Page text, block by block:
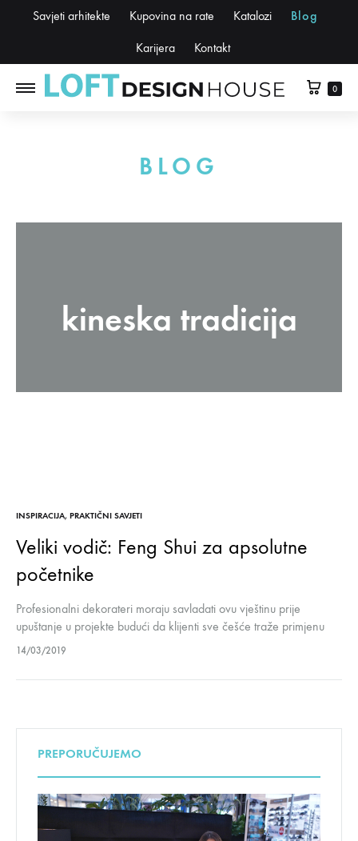
Savjeti arhitekte Kupovina na rate Katalozi Blog
Karijera Kontakt
0
BLOG
kineska tradicija
INSPIRACIJA, PRAKTIČNI SAVJETI
Veliki vodič: Feng Shui za apsolutne
početnike
Profesionalni dekorateri moraju savladati ovu vještinu prije
upuštanje u projekte budući da klijenti sve češće traže primjenu
Feng Shui tehnika prilikom uređenja enterijera. Jedna od ključnih
14/03/2019
PREPORUČUJEMO